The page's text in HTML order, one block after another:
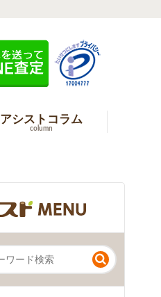
アシストコラム
column